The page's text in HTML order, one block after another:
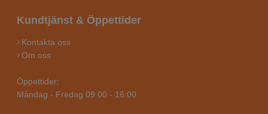
Kundtjänst & Öppettider
Kontakta oss
Om oss
Öppettider:
Måndag - Fredag 09.00 - 16:00